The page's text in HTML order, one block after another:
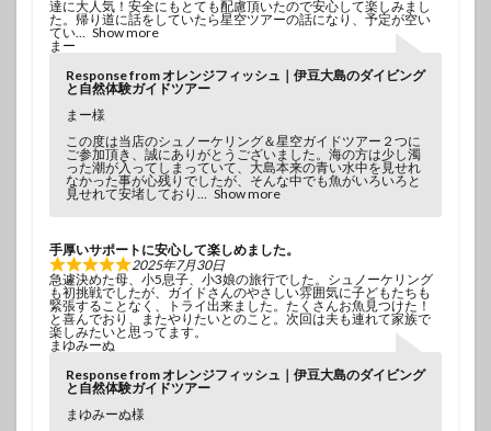
達に大人気！安全にもとても配慮頂いたので安心して楽しみまし
た。帰り道に話をしていたら星空ツアーの話になり、予定が空い
てい
Show more
まー
Response from オレンジフィッシュ｜伊豆大島のダイビング
と自然体験ガイドツアー
まー様
この度は当店のシュノーケリング＆星空ガイドツアー２つに
ご参加頂き、誠にありがとうございました。海の方は少し濁
った潮が入ってしまっていて、大島本来の青い水中を見せれ
なかった事が心残りでしたが、そんな中でも魚がいろいろと
見せれて安堵しており
Show more
手厚いサポートに安心して楽しめました。
2025年7月30日
急遽決めた母、小5息子、小3娘の旅行でした。シュノーケリング
も初挑戦でしたが、ガイドさんのやさしい雰囲気に子どもたちも
緊張することなく、トライ出来ました。たくさんお魚見つけた！
と喜んでおり、またやりたいとのこと。次回は夫も連れて家族で
楽しみたいと思ってます。
まゆみーぬ
Response from オレンジフィッシュ｜伊豆大島のダイビング
と自然体験ガイドツアー
まゆみーぬ様